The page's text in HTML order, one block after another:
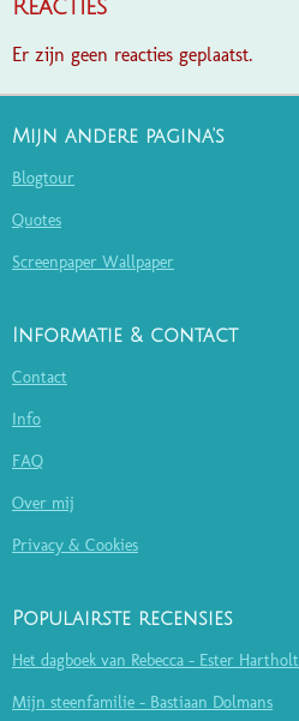
Reacties
Er zijn geen reacties geplaatst.
Mijn andere pagina's
Blogtour
Quotes
Screenpaper Wallpaper
Informatie & contact
Contact
Info
FAQ
Over mij
Privacy & Cookies
Populairste recensies
Het dagboek van Rebecca - Ester Hartholt
Mijn steenfamilie - Bastiaan Dolmans